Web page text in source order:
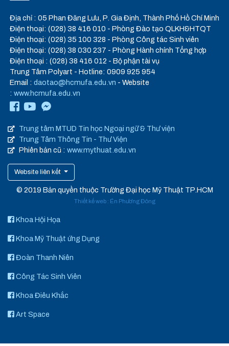
Địa chỉ : 05 Phan Đăng Lưu, P. Gia Định, Thành Phố Hồ Chí Minh
Điện thoại: (028) 38 416 010 - Phòng Đào tạo QLKH&HTQT
Điện thoại: (028) 35 100 328 - Phòng Công tác Sinh viên
Điện thoại: (028) 38 030 237 - Phòng Hành chính Tổng hợp
Điện thoại : (028) 38 416 012 - Bộ phận tài vụ
Trung Tâm Polyart - Hotline: 0909 925 954
Email : daotao@hcmufa.edu.vn - Website
: www.hcmufa.edu.vn
Trung tâm MTUD Tin học Ngoại ngữ & Thư viện
Trung Tâm Thông Tin - Thư Viện
Phiên bản cũ : www.mythuat.edu.vn
Website liên kết
© 2019 Bản quyền thuộc Trường Đại học Mỹ Thuật TP.HCM
Thiết kế web: Én Phương Đông
Khoa Hội Họa
Khoa Mỹ Thuật ứng Dụng
Đoàn Thanh Niên
Công Tác Sinh Viên
Khoa Điêu Khắc
Art Space